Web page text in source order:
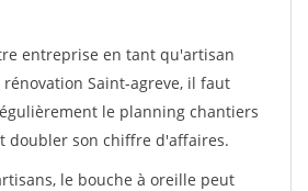
entreprise en tant qu'artisan
Saint-agreve, il faut
le planning chantiers
doubler son chiffre d'affaires.
le bouche à oreille peut